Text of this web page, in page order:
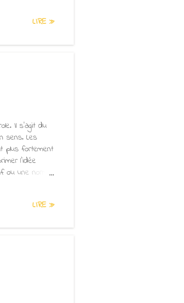
votre cœur
LIRE »
Il s'agit du
sens. Les
plus fortement
l'idée
ou une norme.
Prenons l'une
LIRE »